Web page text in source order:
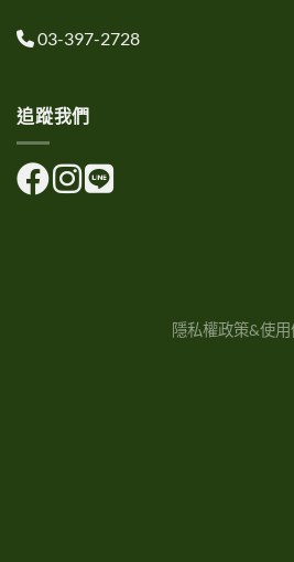
03-397-2728
追蹤我們
隱私權政策&使